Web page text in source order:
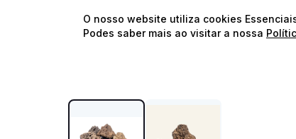
O nosso website utiliza cookies
Podes saber mais ao visitar a nossa